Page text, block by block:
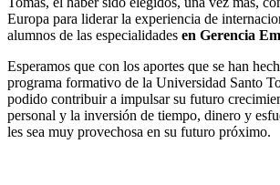
Europa para liderar la experiencia de
alumnos de las especialidades en Gerencia
Esperamos que con los aportes que se han
programa formativo de la Universidad Santo
podido contribuir a impulsar su futuro
personal y la inversión de tiempo, dinero y
les sea muy provechosa en su futuro próximo.